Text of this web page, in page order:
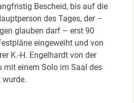
Bescheid, bis auf die
des Tages, der –
glauben darf – erst 90
eingeweiht und von
K.-H. Engelhardt von der
mit einem Solo im Saal des
wurde.